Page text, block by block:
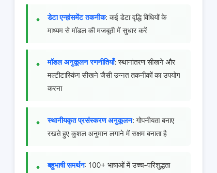
डेटा एन्हांसमेंट तकनीक: कई डेटा वृद्धि विधियों के
माध्यम से मॉडल की मजबूती में सुधार करें
मॉडल अनुकूलन रणनीतियाँ: स्थानांतरण सीखने और
मल्टीटास्किंग सीखने जैसी उन्नत तकनीकों का उपयोग
करना
स्थानीयकृत प्रसंस्करण अनुकूलन: गोपनीयता बनाए
रखते हुए कुशल अनुमान लगाने में सक्षम बनाता है
बहुभाषी समर्थन: 100+ भाषाओं में उच्च-परिशुद्धता